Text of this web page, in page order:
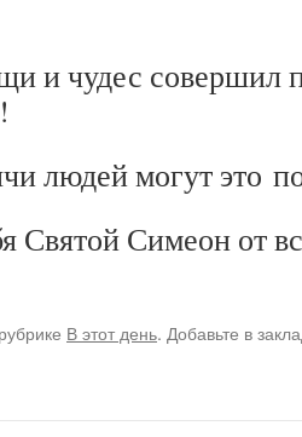
и чудес совершил
людей могут это
Святой Симеон от
В этот день. Добавьте в